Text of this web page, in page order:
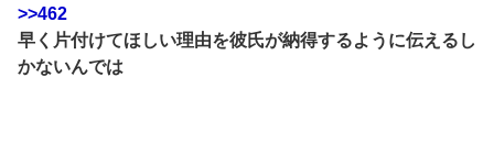
>>462
早く片付けてほしい理由を彼氏が納得するように伝えるし
かないんでは